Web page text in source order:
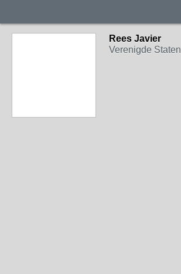
Rees Javier
Verenigde Staten